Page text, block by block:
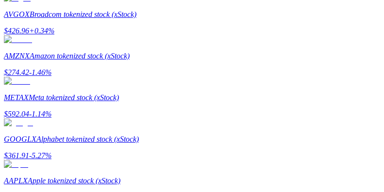
Big data-analys inklusive handelsinformation, etc.
Guide
Futures startguide
AVGOXBroadcom tokenized stock (xStock)
$426.96+0.34%
AMZNXAmazon tokenized stock (xStock)
$274.42-1.46%
METAXMeta tokenized stock (xStock)
$592.04-1.14%
GOOGLXAlphabet tokenized stock (xStock)
$361.91-5.27%
AAPLXApple tokenized stock (xStock)